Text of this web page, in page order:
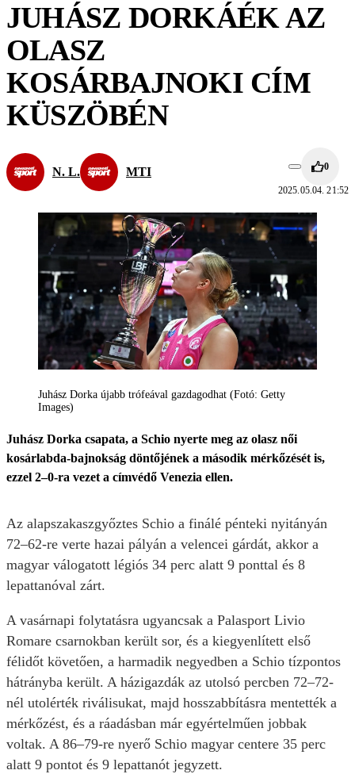
JUHÁSZ DORKÁÉK AZ
OLASZ
KOSÁRBAJNOKI CÍM
KÜSZÖBÉN
N. L. MTI 0
2025.05.04. 21:52
Juhász Dorka újabb trófeával gazdagodhat (Fotó: Getty
Images)
Juhász Dorka csapata, a Schio nyerte meg az olasz női
kosárlabda-bajnokság döntőjének a második mérkőzését is,
ezzel 2–0-ra vezet a címvédő Venezia ellen.
Az alapszakaszgyőztes Schio a finálé pénteki nyitányán
72–62-re verte hazai pályán a velencei gárdát, akkor a
magyar válogatott légiós 34 perc alatt 9 ponttal és 8
lepattanóval zárt.
A vasárnapi folytatásra ugyancsak a Palasport Livio
Romare csarnokban került sor, és a kiegyenlített első
félidőt követően, a harmadik negyedben a Schio tízpontos
hátrányba került. A házigazdák az utolsó percben 72–72-
nél utolérték riválisukat, majd hosszabbításra mentették a
mérkőzést, és a ráadásban már egyértelműen jobbak
voltak. A 86–79-re nyerő Schio magyar centere 35 perc
alatt 9 pontot és 9 lepattanót jegyzett.